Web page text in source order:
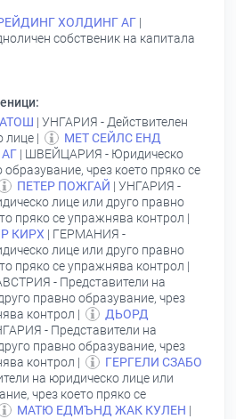
ХОЛДИНГ АГ |
собственик на капитала
| УНГАРИЯ - Действителен
лице |
МЕТ СЕЙЛС ЕНД
| ШВЕЙЦАРИЯ - Юридическо
чрез което пряко се
ПЕТЕР ПОЖГАЙ | УНГАРИЯ -
лице или друго правно
пряко се упражнява контрол |
КИРХ | ГЕРМАНИЯ -
лице или друго правно
пряко се упражнява контрол |
- Представители на
правно образувание, чрез
контрол |
ДЬОРД
- Представители на
правно образувание, чрез
контрол |
ГЕРГЕЛИ СЗАБО
на юридическо лице или
чрез което пряко се
МАТЮ ЕДМЪНД ЖАК КУЛЕН |